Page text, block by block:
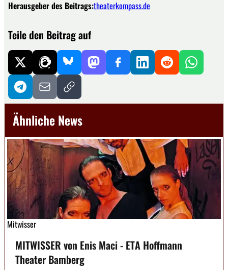
Herausgeber des Beitrags:theaterkompass.de
Teile den Beitrag auf
Ähnliche News
Mitwisser
MITWISSER von Enis Maci - ETA Hoffmann
Theater Bamberg